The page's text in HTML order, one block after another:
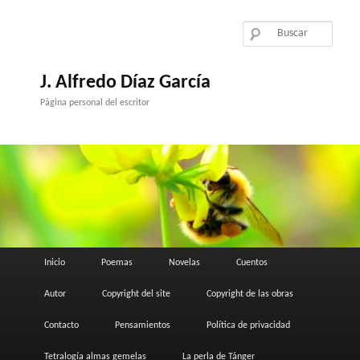
J. Alfredo Díaz García
Página personal del escritor
Inicio Poemas Novelas Cuentos
Autor Copyright del site Copyright de las obras
Contacto Pensamientos Política de privacidad
Tetralogía almas gemelas La perla de Tánger